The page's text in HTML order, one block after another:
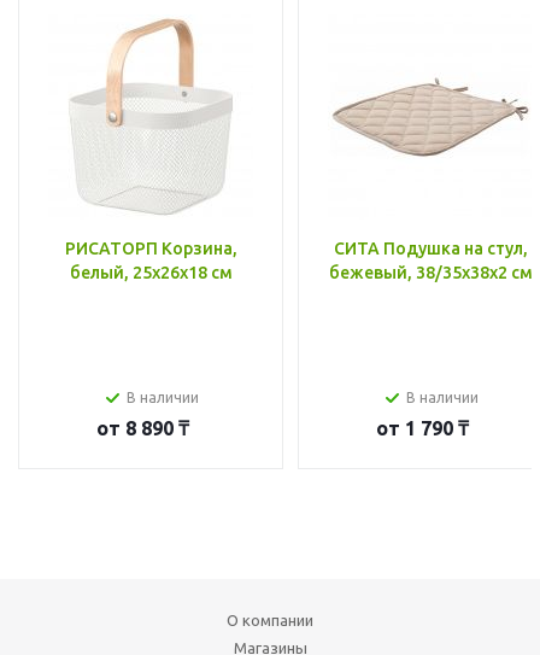
РИСАТОРП Корзина,
белый, 25x26x18 см
В наличии
от 8 890 ₸
СИТА Подушка на стул,
бежевый, 38/35x38x2 см
В наличии
от 1 790 ₸
О компании
Магазины